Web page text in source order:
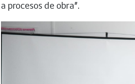
a procesos de obra”.